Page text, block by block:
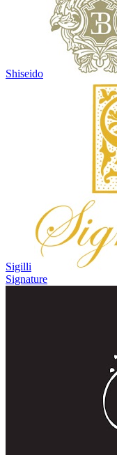
Shiseido
Sigilli
Signature